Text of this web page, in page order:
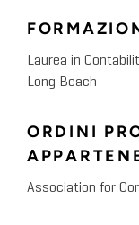
Laurea in
Long Beach
ORDINI
Association for